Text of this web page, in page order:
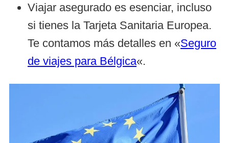
Viajar asegurado es esenciar, incluso
si tienes la Tarjeta Sanitaria Europea.
Te contamos más detalles en «Seguro
de viajes para Bélgica«.